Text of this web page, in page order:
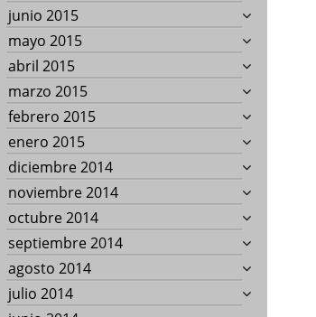
junio 2015
mayo 2015
abril 2015
marzo 2015
febrero 2015
enero 2015
diciembre 2014
noviembre 2014
octubre 2014
septiembre 2014
agosto 2014
julio 2014